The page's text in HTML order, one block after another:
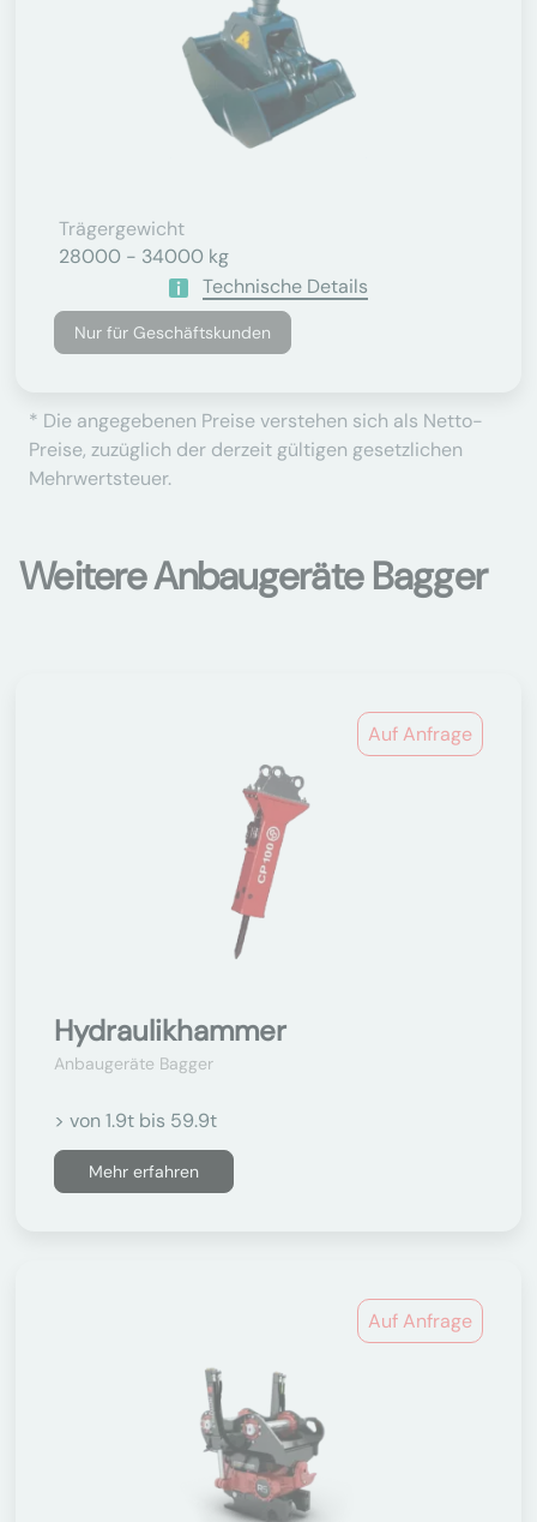
Trägergewicht
28000 - 34000 kg
Technische Details
Nur für Geschäftskunden
* Die angegebenen Preise verstehen sich als Netto-
Preise, zuzüglich der derzeit gültigen gesetzlichen
Mehrwertsteuer.
Weitere Anbaugeräte Bagger
Auf Anfrage
Hydraulikhammer
Anbaugeräte Bagger
> von 1.9t bis 59.9t
Mehr erfahren
Auf Anfrage